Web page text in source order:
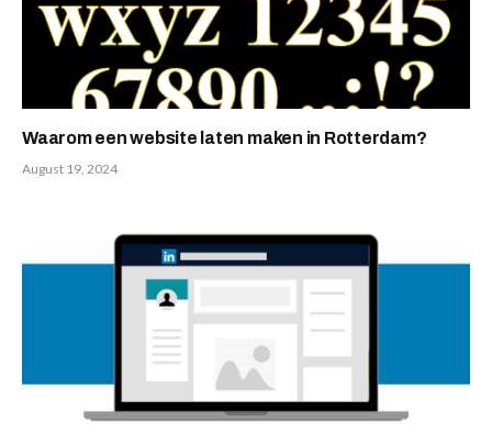
Waarom een website laten maken in Rotterdam?
August 19, 2024